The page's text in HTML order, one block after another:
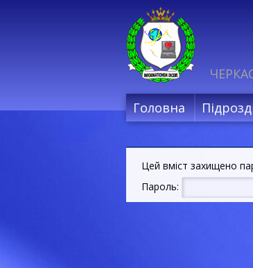
Головна
Цей вміст захищено
Пароль: